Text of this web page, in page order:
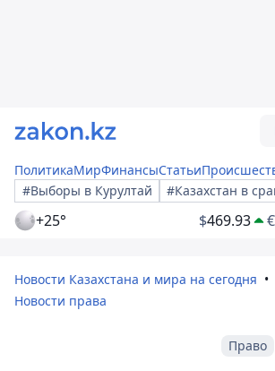
ПолитикаМирФинансыСтатьи
#Выборы в Курултай
#Казахстан в
+25° $469.93 €
Новости Казахстана и мира на сегодня
Новости права
Право